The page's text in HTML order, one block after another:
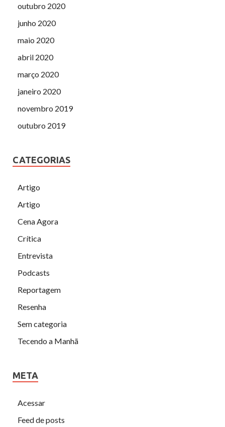
outubro 2020
junho 2020
maio 2020
abril 2020
março 2020
janeiro 2020
novembro 2019
outubro 2019
CATEGORIAS
Artigo
Artigo
Cena Agora
Crítica
Entrevista
Podcasts
Reportagem
Resenha
Sem categoria
Tecendo a Manhã
META
Acessar
Feed de posts